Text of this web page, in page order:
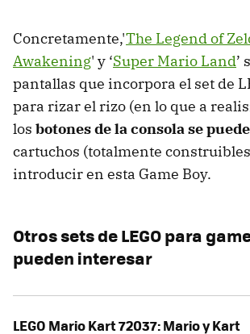
Concretamente,'The Legend of
Awakening' y ‘Super Mario Land’
pantallas que incorpora el set de
para rizar el rizo (en lo que a
los botones de la consola se
cartuchos (totalmente
introducir en esta Game Boy.
Otros sets de LEGO para
pueden interesar
LEGO Mario Kart 72037: Mario y Kart